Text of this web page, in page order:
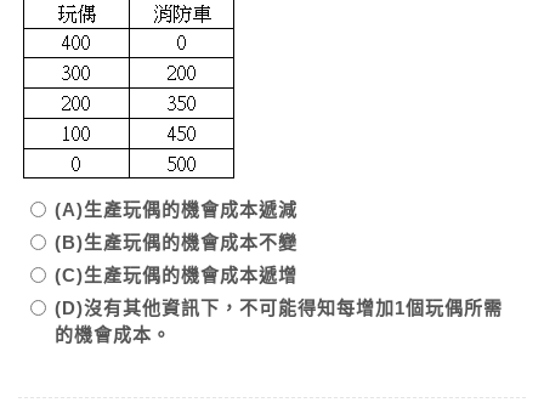
(A)生產玩偶的機會成本遞減
(B)生產玩偶的機會成本不變
(C)生產玩偶的機會成本遞增
(D)沒有其他資訊下，不可能得知每增加1個玩偶所需
的機會成本。